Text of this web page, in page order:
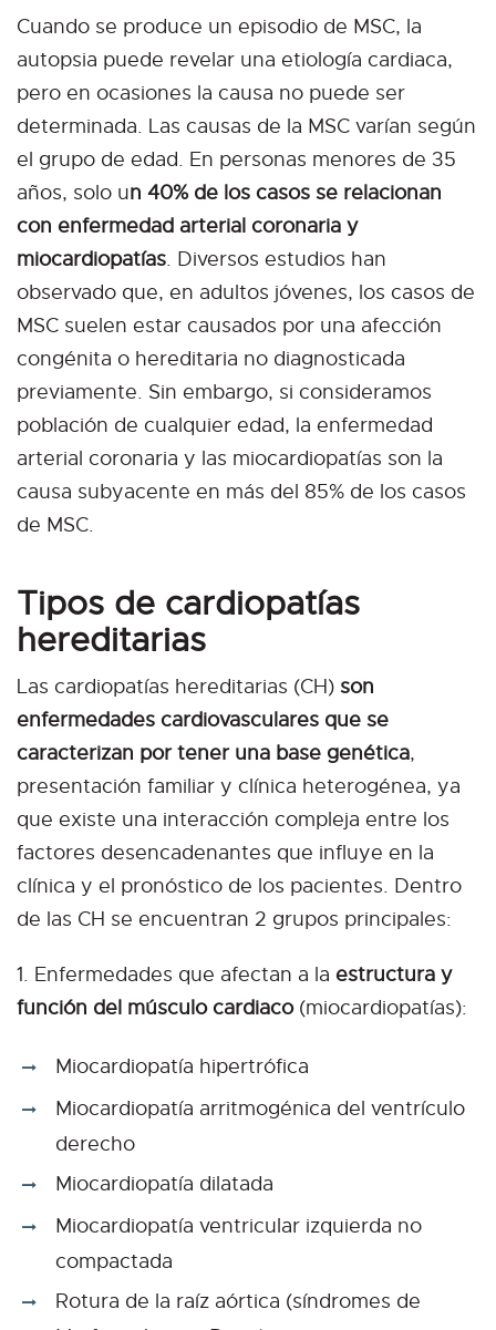
Cuando se produce un episodio de MSC, la
autopsia puede revelar una etiología cardiaca,
pero en ocasiones la causa no puede ser
determinada. Las causas de la MSC varían según
el grupo de edad. En personas menores de 35
años, solo un 40% de los casos se relacionan
con enfermedad arterial coronaria y
miocardiopatías. Diversos estudios han
observado que, en adultos jóvenes, los casos de
MSC suelen estar causados por una afección
congénita o hereditaria no diagnosticada
previamente. Sin embargo, si consideramos
población de cualquier edad, la enfermedad
arterial coronaria y las miocardiopatías son la
causa subyacente en más del 85% de los casos
de MSC.
Tipos de cardiopatías
hereditarias
Las cardiopatías hereditarias (CH) son
enfermedades cardiovasculares que se
caracterizan por tener una base genética,
presentación familiar y clínica heterogénea, ya
que existe una interacción compleja entre los
factores desencadenantes que influye en la
clínica y el pronóstico de los pacientes. Dentro
de las CH se encuentran 2 grupos principales:
1. Enfermedades que afectan a la estructura y
función del músculo cardiaco (miocardiopatías):
Miocardiopatía hipertrófica
Miocardiopatía arritmogénica del ventrículo
derecho
Miocardiopatía dilatada
Miocardiopatía ventricular izquierda no
compactada
Rotura de la raíz aórtica (síndromes de